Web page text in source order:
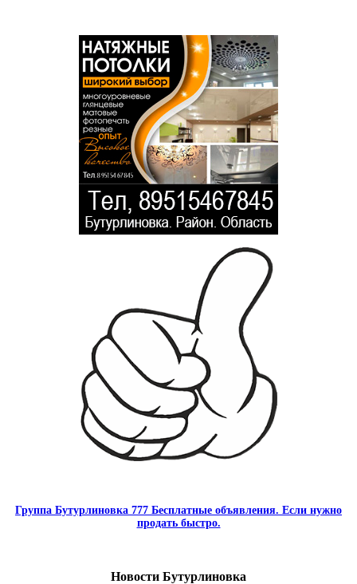
Группа Бутурлиновка 777 Бесплатные объявления. Если нужно
продать быстро.
Новости Бутурлиновка